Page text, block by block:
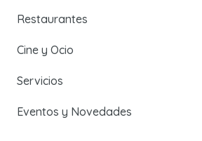
Restaurantes
Cine y Ocio
Servicios
Eventos y Novedades